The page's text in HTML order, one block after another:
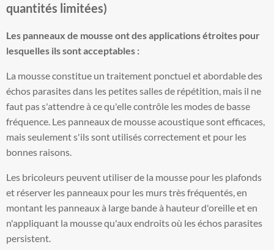
quantités limitées)
Les panneaux de mousse ont des applications étroites pour
lesquelles ils sont acceptables :
La mousse constitue un traitement ponctuel et abordable des
échos parasites dans les petites salles de répétition, mais il ne
faut pas s'attendre à ce qu'elle contrôle les modes de basse
fréquence. Les panneaux de mousse acoustique sont efficaces,
mais seulement s'ils sont utilisés correctement et pour les
bonnes raisons.
Les bricoleurs peuvent utiliser de la mousse pour les plafonds
et réserver les panneaux pour les murs très fréquentés, en
montant les panneaux à large bande à hauteur d'oreille et en
n'appliquant la mousse qu'aux endroits où les échos parasites
persistent.